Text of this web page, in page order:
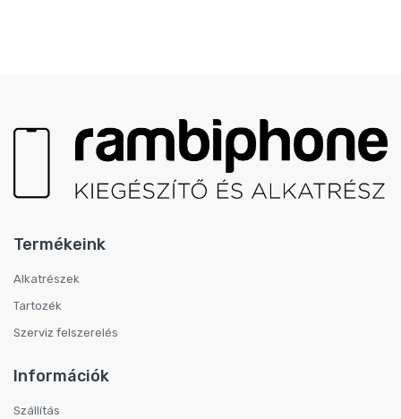
Termékeink
Alkatrészek
Tartozék
Szerviz felszerelés
Információk
Szállítás